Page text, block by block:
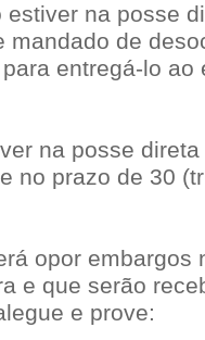
estiver na posse
mandado de
entregá-lo ao
na posse
no prazo de 30
opor embargos
e que serão
e prove: